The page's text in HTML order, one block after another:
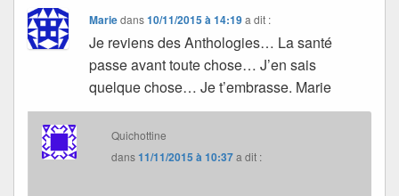
Mariedans10/11/2015 à 14:19 a dit :
Je reviens des Anthologies… La santé
passe avant toute chose… J’en sais
quelque chose… Je t’embrasse. Marie
Quichottine
dans11/11/2015 à 10:37a dit :